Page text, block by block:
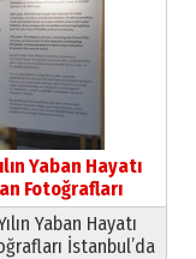
Yaban Hayatı
Fotoğrafları
Yaban Hayatı
İstanbul’da